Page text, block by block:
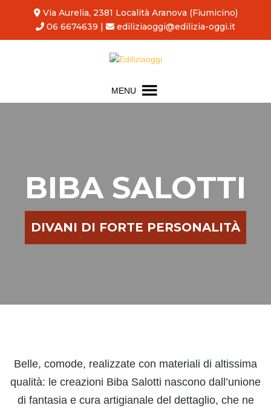
Via Aurelia, 2381 Località Aranova (Fiumicino)
06 6674639 | ediliziaoggi@edilizia-oggi.it
MENU
BIBA SALOTTI
DIVANI DI FORTE PERSONALITÀ
Belle, comode, realizzate con materiali di altissima
qualità: le creazioni Biba Salotti nascono dall’unione
di fantasia e cura artigianale del dettaglio, che ne